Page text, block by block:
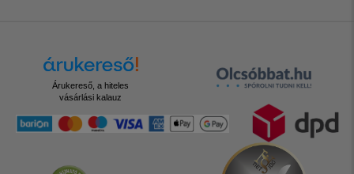
Árukereső, a hiteles
vásárlási kalauz